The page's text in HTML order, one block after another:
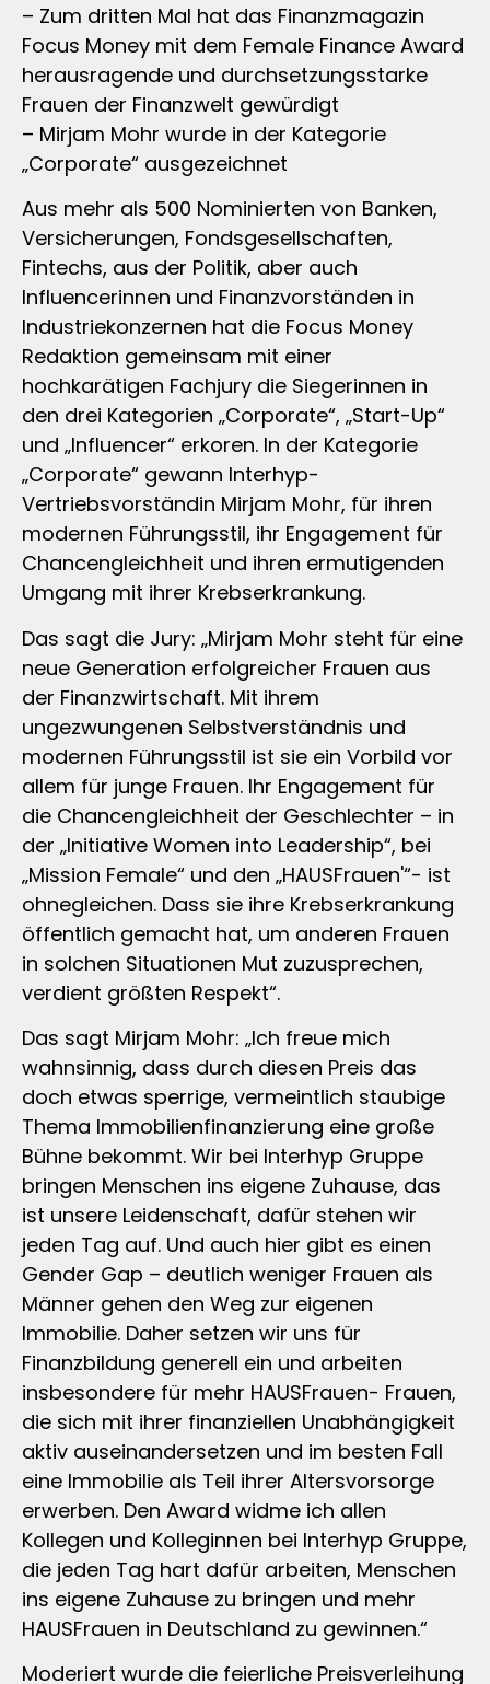
– Zum dritten Mal hat das Finanzmagazin
Focus Money mit dem Female Finance Award
herausragende und durchsetzungsstarke
Frauen der Finanzwelt gewürdigt
– Mirjam Mohr wurde in der Kategorie
„Corporate“ ausgezeichnet
Aus mehr als 500 Nominierten von Banken,
Versicherungen, Fondsgesellschaften,
Fintechs, aus der Politik, aber auch
Influencerinnen und Finanzvorständen in
Industriekonzernen hat die Focus Money
Redaktion gemeinsam mit einer
hochkarätigen Fachjury die Siegerinnen in
den drei Kategorien „Corporate“, „Start-Up“
und „Influencer“ erkoren. In der Kategorie
„Corporate“ gewann Interhyp-
Vertriebsvorständin Mirjam Mohr, für ihren
modernen Führungsstil, ihr Engagement für
Chancengleichheit und ihren ermutigenden
Umgang mit ihrer Krebserkrankung.
Das sagt die Jury: „Mirjam Mohr steht für eine
neue Generation erfolgreicher Frauen aus
der Finanzwirtschaft. Mit ihrem
ungezwungenen Selbstverständnis und
modernen Führungsstil ist sie ein Vorbild vor
allem für junge Frauen. Ihr Engagement für
die Chancengleichheit der Geschlechter – in
der „Initiative Women into Leadership“, bei
„Mission Female“ und den „HAUSFrauen'“- ist
ohnegleichen. Dass sie ihre Krebserkrankung
öffentlich gemacht hat, um anderen Frauen
in solchen Situationen Mut zuzusprechen,
verdient größten Respekt“.
Das sagt Mirjam Mohr: „Ich freue mich
wahnsinnig, dass durch diesen Preis das
doch etwas sperrige, vermeintlich staubige
Thema Immobilienfinanzierung eine große
Bühne bekommt. Wir bei Interhyp Gruppe
bringen Menschen ins eigene Zuhause, das
ist unsere Leidenschaft, dafür stehen wir
jeden Tag auf. Und auch hier gibt es einen
Gender Gap – deutlich weniger Frauen als
Männer gehen den Weg zur eigenen
Immobilie. Daher setzen wir uns für
Finanzbildung generell ein und arbeiten
insbesondere für mehr HAUSFrauen- Frauen,
die sich mit ihrer finanziellen Unabhängigkeit
aktiv auseinandersetzen und im besten Fall
eine Immobilie als Teil ihrer Altersvorsorge
erwerben. Den Award widme ich allen
Kollegen und Kolleginnen bei Interhyp Gruppe,
die jeden Tag hart dafür arbeiten, Menschen
ins eigene Zuhause zu bringen und mehr
HAUSFrauen in Deutschland zu gewinnen.“
Moderiert wurde die feierliche Preisverleihung